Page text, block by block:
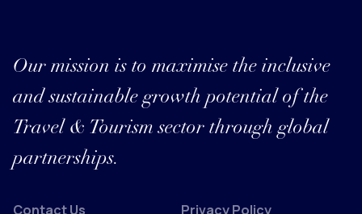
Our mission is to maximise the inclusive
and sustainable growth potential of the
Travel & Tourism sector through global
partnerships.
Contact Us Privacy Policy